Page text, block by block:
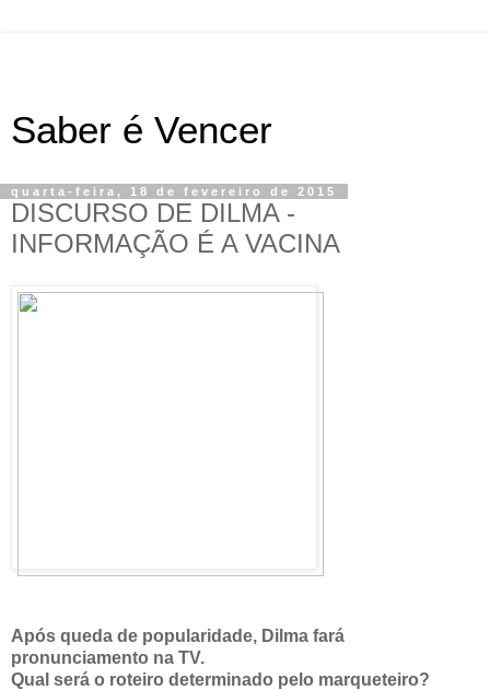
Saber é Vencer
quarta-feira, 18 de fevereiro de 2015
DISCURSO DE DILMA -
INFORMAÇÃO É A VACINA
Após queda de popularidade, Dilma fará
pronunciamento na TV.
Qual será o roteiro determinado pelo marqueteiro?